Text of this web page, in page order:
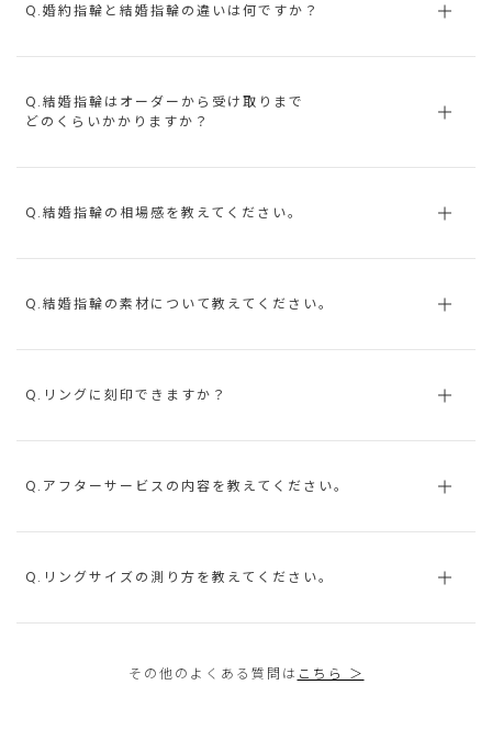
Q.婚約指輪と結婚指輪の違いは何ですか？
Q.結婚指輪はオーダーから受け取りまで
どのくらいかかりますか？
Q.結婚指輪の相場感を教えてください。
Q.結婚指輪の素材について教えてください。
Q.リングに刻印できますか？
Q.アフターサービスの内容を教えてください。
Q.リングサイズの測り方を教えてください。
その他のよくある質問は こちら ＞